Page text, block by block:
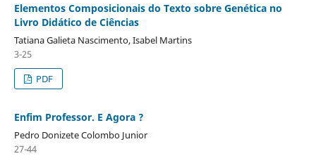
Elementos Composicionais do Texto sobre Genética no
Livro Didático de Ciências
Tatiana Galieta Nascimento, Isabel Martins
3-25
PDF
Enfim Professor. E Agora ?
Pedro Donizete Colombo Junior
27-44